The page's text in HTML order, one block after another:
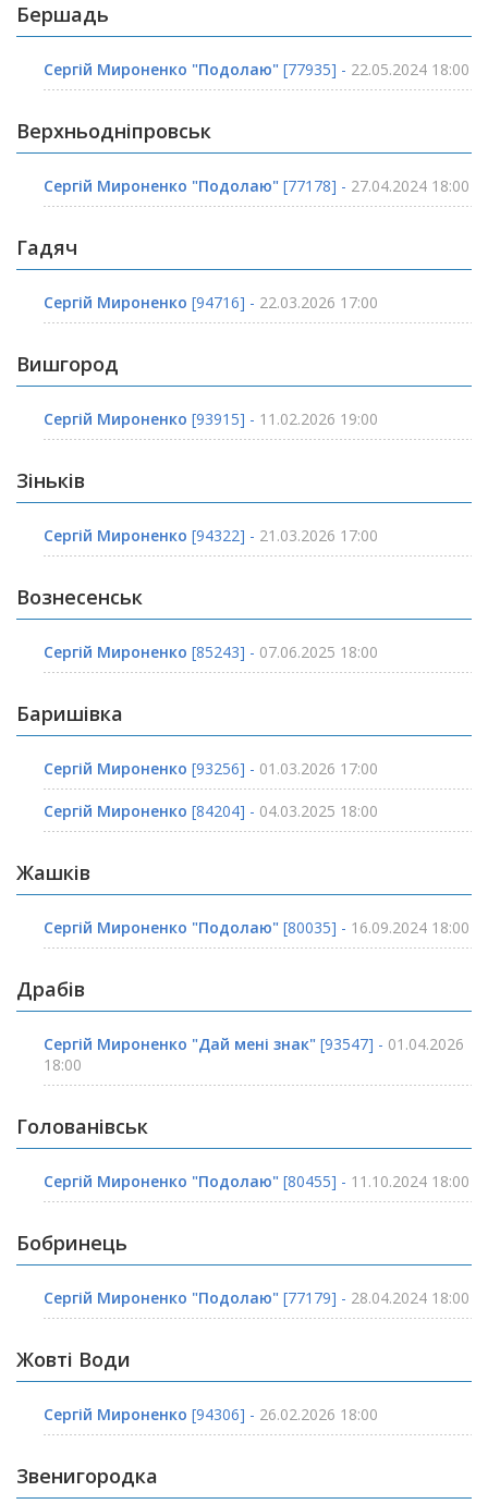
Бершадь
Сергій Мироненко "Подолаю" [77935] - 22.05.2024 18:00
Верхньодніпровськ
Сергій Мироненко "Подолаю" [77178] - 27.04.2024 18:00
Гадяч
Сергій Мироненко [94716] - 22.03.2026 17:00
Вишгород
Сергій Мироненко [93915] - 11.02.2026 19:00
Зіньків
Сергій Мироненко [94322] - 21.03.2026 17:00
Вознесенськ
Сергій Мироненко [85243] - 07.06.2025 18:00
Баришівка
Сергій Мироненко [93256] - 01.03.2026 17:00
Сергій Мироненко [84204] - 04.03.2025 18:00
Жашків
Сергій Мироненко "Подолаю" [80035] - 16.09.2024 18:00
Драбів
Сергій Мироненко "Дай мені знак" [93547] - 01.04.2026
18:00
Голованівськ
Сергій Мироненко "Подолаю" [80455] - 11.10.2024 18:00
Бобринець
Сергій Мироненко "Подолаю" [77179] - 28.04.2024 18:00
Жовті Води
Сергій Мироненко [94306] - 26.02.2026 18:00
Звенигородка